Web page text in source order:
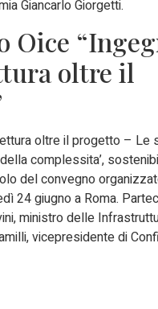
Giancarlo Giorgetti.
Oice
oltre il
oltre il progetto – Le
complessita’,
del convegno
24 giugno a Roma.
ministro delle
vicepresidente di